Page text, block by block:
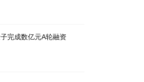
完成数亿元A轮融资